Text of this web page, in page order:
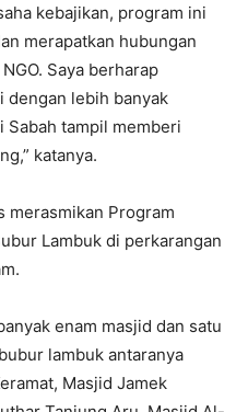
kebajikan, program ini
merapatkan hubungan
Saya berharap
dengan lebih banyak
Sabah tampil memberi
katanya.
merasmikan Program
Lambuk di perkarangan
enam masjid dan satu
lambuk antaranya
Masjid Jamek